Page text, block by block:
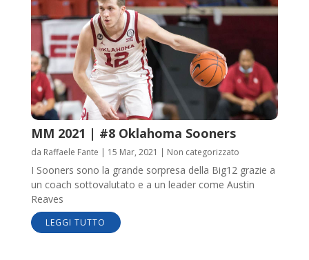
MM 2021 | #8 Oklahoma Sooners
da Raffaele Fante | 15 Mar, 2021 | Non categorizzato
I Sooners sono la grande sorpresa della Big12 grazie a
un coach sottovalutato e a un leader come Austin
Reaves
LEGGI TUTTO